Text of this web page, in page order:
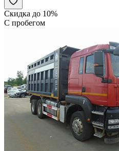
Скидка до 10%
С пробегом